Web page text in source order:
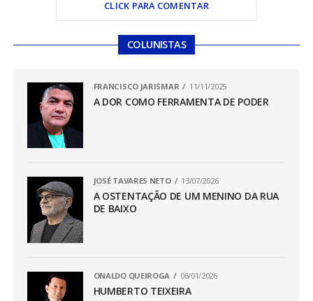
CLICK PARA COMENTAR
COLUNISTAS
FRANCISCO JARISMAR 11/11/2025
A DOR COMO FERRAMENTA DE PODER
JOSÉ TAVARES NETO 13/07/2026
A OSTENTAÇÃO DE UM MENINO DA RUA
DE BAIXO
ONALDO QUEIROGA 06/01/2026
HUMBERTO TEIXEIRA